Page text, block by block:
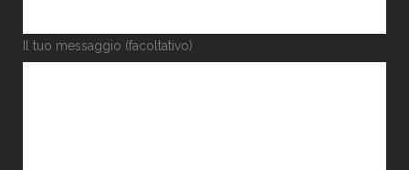
Il tuo messaggio (facoltativo)